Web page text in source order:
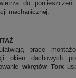
do
mechanicznej.
prace
okien dachowych
wkrętów Torx